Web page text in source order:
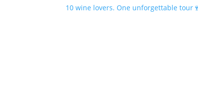
10 wine lovers. One unforgettable